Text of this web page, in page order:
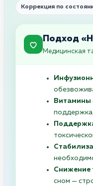
Коррекция по
Подход
Медицинская
Витамины
поддержка
Снижение
сном —